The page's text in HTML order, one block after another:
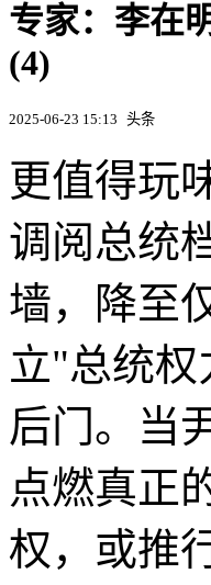
专家：李在
(4)
2025-06-23 15:13 头条
更值得玩
调阅总统
墙，降至
立"总统
后门。当
点燃真正
权，或推